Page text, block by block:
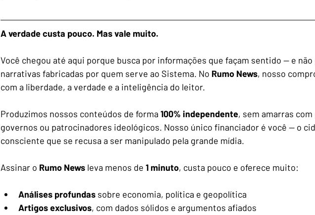
A verdade custa pouco. Mas vale muito.
Você chegou até aqui porque busca por informações que façam sentido — e não
narrativas fabricadas por quem serve ao Sistema. No Rumo News, nosso
com a liberdade, a verdade e a inteligência do leitor.
Produzimos nossos conteúdos de forma 100% independente, sem amarras
governos ou patrocinadores ideológicos. Nosso único financiador é você — o
consciente que se recusa a ser manipulado pela grande mídia.
Assinar o Rumo News leva menos de 1 minuto, custa pouco e oferece muito:
Análises profundas sobre economia, política e geopolítica
Artigos exclusivos, com dados sólidos e argumentos afiados